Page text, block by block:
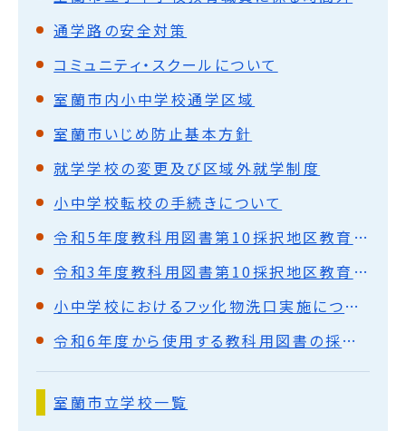
通学路の安全対策
コミュニティ・スクールについて
室蘭市内小中学校通学区域
室蘭市いじめ防止基本方針
就学学校の変更及び区域外就学制度
小中学校転校の手続きについて
令和5年度教科用図書第10採択地区教育委員会協議会
令和3年度教科用図書第10採択地区教育委員会協議会
小中学校におけるフッ化物洗口実施について
令和6年度から使用する教科用図書の採択について
室蘭市立学校一覧